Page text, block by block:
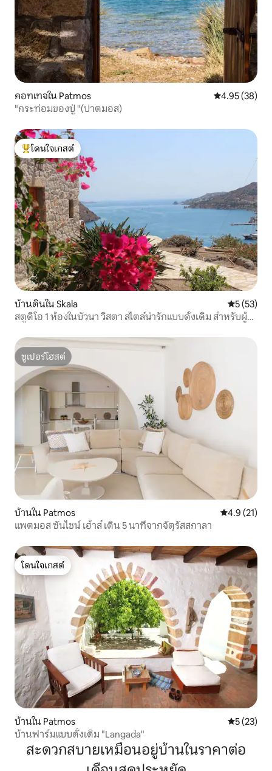
คอทเทจใน Patmos คะแนนเฉลี่ย
4.95 (38)
"กระท่อมของปู่ "(ปาตมอส)
โดนใจเกสต์ที่สุด
โดนใจเกสต์
บ้านดินใน Skala คะแนนเฉลี่
5 (53)
สตูดิโอ 1 ห้องในบัวนา วิสตา สไตล์น่ารักแบบดั้งเดิม สำหรับผู้
ซูเปอร์โฮสต์
ซูเปอร์โฮสต์
บ้านใน Patmos คะแนนเฉลี่ย
4.9 (21)
แพตมอส ซันไชน์ เฮ้าส์ เดิน 5 นาทีจากจัตุรัสสกาลา
โดนใจเกสต์
โดนใจเกสต์
บ้านใน Patmos คะแนนเฉลี่
5 (23)
บ้านฟาร์มแบบดั้งเดิม "Langada"
สะดวกสบายเหมือนอยู่บ้านในราคาต่อ